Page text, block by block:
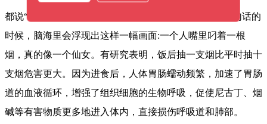
都说“饭后一支烟，胜过活神仙。”，但是当我们读到这句话的
时候，脑海里会浮现出这样一幅画面:一个人嘴里叼着一根
烟，真的像一个仙女。有研究表明，饭后抽一支烟比平时抽十
支烟危害更大。因为进食后，人体胃肠蠕动频繁，加速了胃肠
道的血液循环，增强了组织细胞的生物呼吸，促使尼古丁、烟
碱等有害物质更多地进入体内，直接损伤呼吸道和肺部。